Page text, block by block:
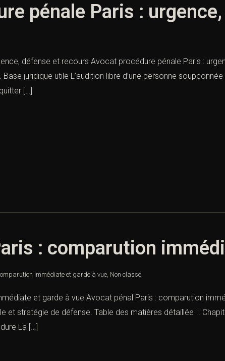
pénale Paris :
défense et recours Avocat procédure pénale Paris :
juridique utile L’audition libre d’une personne
[…]
: comparution
immédiate et garde à vue, Non classé
et garde à vue Avocat pénal Paris : comparution
et stratégie de défense. Table des matières détaillée I.
La […]